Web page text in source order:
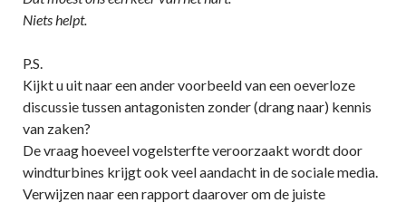
Niets helpt.
P.S.
Kijkt u uit naar een ander voorbeeld van een oeverloze
discussie tussen antagonisten zonder (drang naar) kennis
van zaken?
De vraag hoeveel vogelsterfte veroorzaakt wordt door
windturbines krijgt ook veel aandacht in de sociale media.
Verwijzen naar een rapport daarover om de juiste